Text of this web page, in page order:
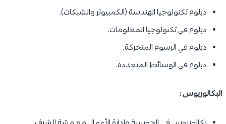
دبلوم تكنولوجيا الهندسة (الكمبيوتر والشبكات).
دبلوم في تكنولوجيا المعلومات.
دبلوم في الرسوم المتحركة.
دبلوم في الوسائط المتعددة.
البكالوريوس :